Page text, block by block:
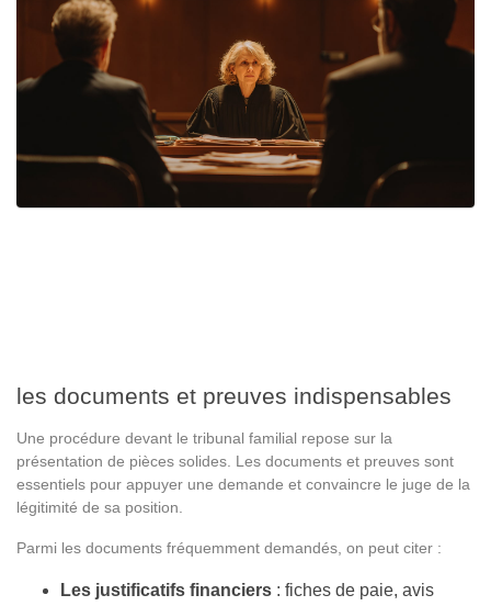
les documents et preuves indispensables
Une procédure devant le tribunal familial repose sur la
présentation de pièces solides. Les documents et preuves sont
essentiels pour appuyer une demande et convaincre le juge de la
légitimité de sa position.
Parmi les documents fréquemment demandés, on peut citer :
Les justificatifs financiers : fiches de paie, avis